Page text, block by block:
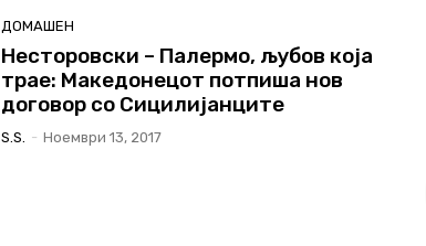
ДОМАШЕН
Несторовски – Палермо, љубов која
трае: Македонецот потпиша нов
договор со Сицилијанците
S.s. - Ноември 13, 2017